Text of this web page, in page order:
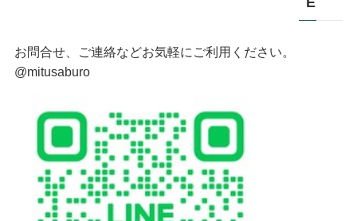
お問合せ、ご連絡などお気軽にご利用ください。
@mitusaburo